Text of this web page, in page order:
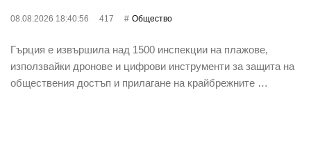
08.08.2026 18:40:56 417 Общество
Гърция е извършила над 1500 инспекции на плажове,
използвайки дронове и цифрови инструменти за защита на
обществения достъп и прилагане на крайбрежните …